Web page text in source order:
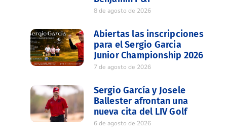
8 de agosto de 2026
Abiertas las inscripciones
para el Sergio Garcia
Junior Championship 2026
7 de agosto de 2026
Sergio García y Josele
Ballester afrontan una
nueva cita del LIV Golf
6 de agosto de 2026